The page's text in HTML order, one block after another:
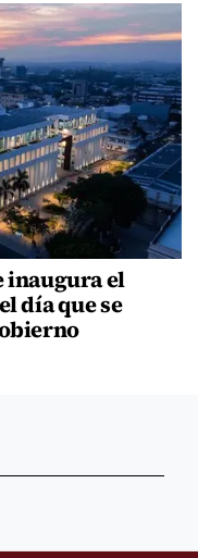
inaugura el
día que se